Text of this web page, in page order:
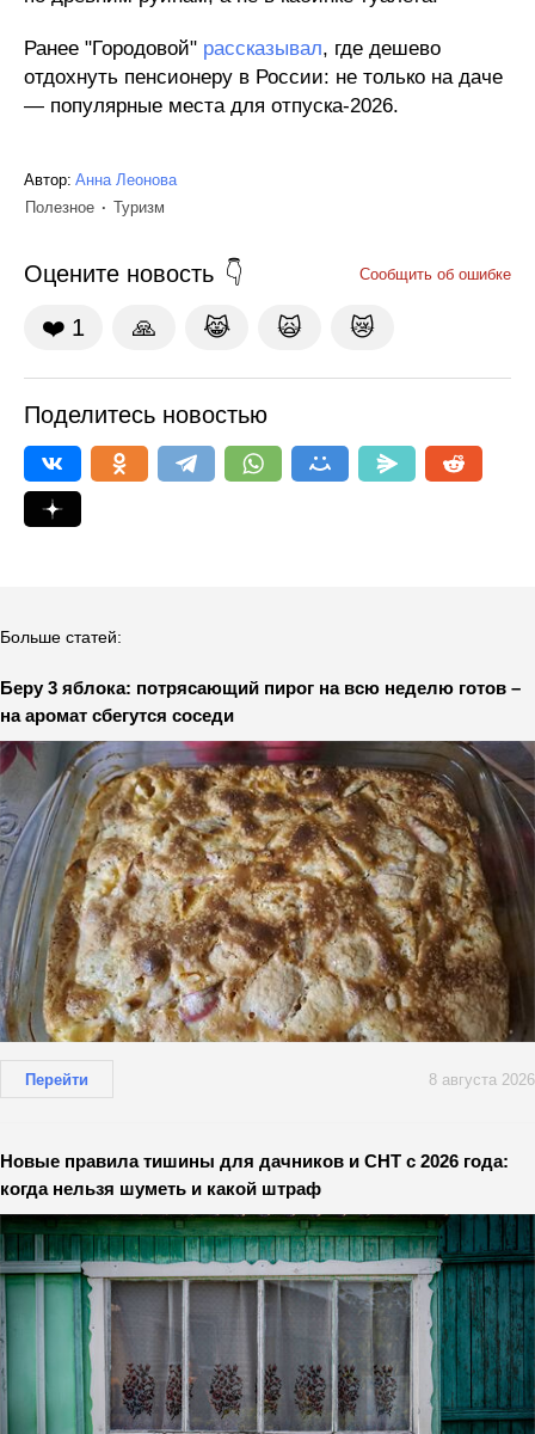
Ранее "Городовой" рассказывал, где дешево
отдохнуть пенсионеру в России: не только на даче
— популярные места для отпуска-2026.
Автор: Анна Леонова
Полезное
Туризм
Оцените новость Сообщить об ошибке
❤️ 1 🙏 😹 🙀 😿
Поделитесь новостью
Больше статей:
Беру 3 яблока: потрясающий пирог на всю неделю готов –
на аромат сбегутся соседи
Перейти 8 августа 2026
Новые правила тишины для дачников и СНТ с 2026 года:
когда нельзя шуметь и какой штраф